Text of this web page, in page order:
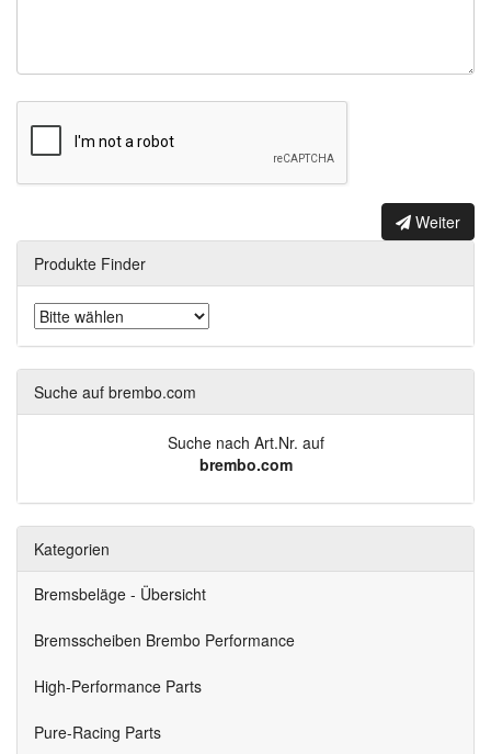
Weiter
Produkte Finder
Suche auf brembo.com
Suche nach Art.Nr. auf
brembo.com
Kategorien
Bremsbeläge - Übersicht
Bremsscheiben Brembo Performance
High-Performance Parts
Pure-Racing Parts